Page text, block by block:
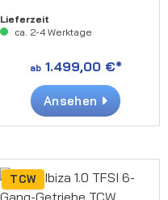
Lieferzeit
ca. 2-4 Werktage
ab1.499,00 €*
Ansehen
TCW